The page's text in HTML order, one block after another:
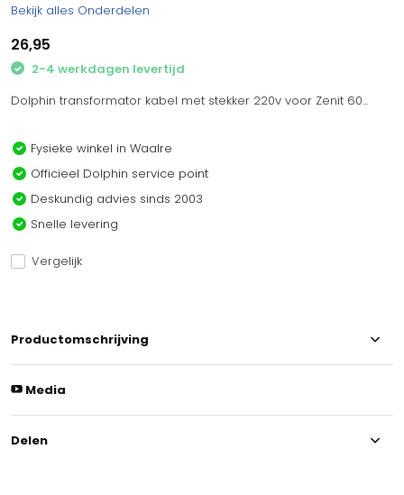
Bekijk alles Onderdelen
26,95
2-4 werkdagen levertijd
Dolphin transformator kabel met stekker 220v voor Zenit 60...
Fysieke winkel in Waalre
Officieel Dolphin service point
Deskundig advies sinds 2003
Snelle levering
Vergelijk
Productomschrijving
Media
Delen